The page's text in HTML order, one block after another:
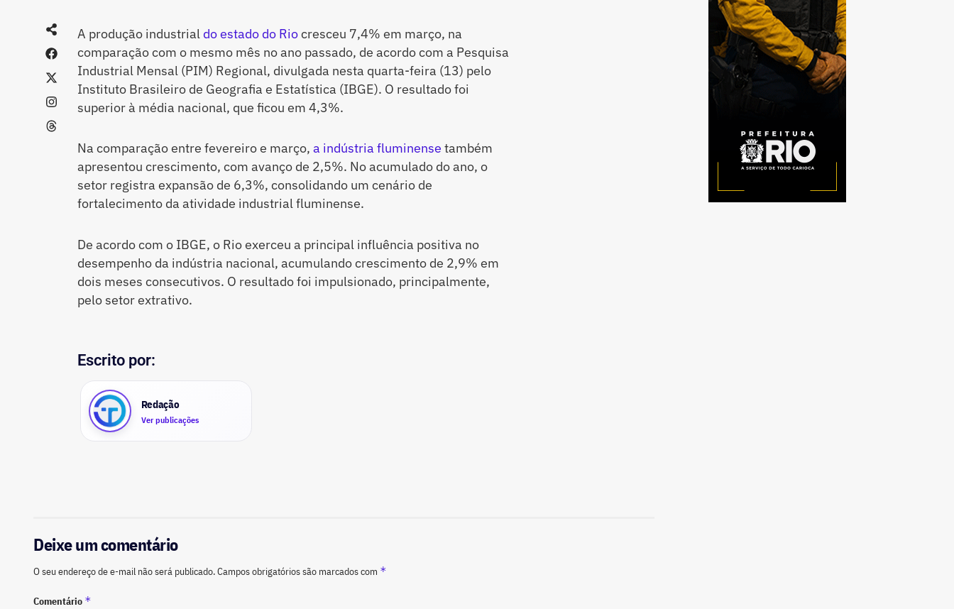
A produção industrial do estado do Riocresceu 7,4% em março, na
comparação com o mesmo mês no ano passado, de acordo com a Pesquisa
Industrial Mensal (PIM) Regional, divulgada nesta quarta-feira (13) pelo
Instituto Brasileiro de Geografia e Estatística (IBGE). O resultado foi
superior à média nacional, que ficou em 4,3%.
Na comparação entre fevereiro e março, a indústria fluminense também
apresentou crescimento, com avanço de 2,5%. No acumulado do ano, o
setor registra expansão de 6,3%, consolidando um cenário de
fortalecimento da atividade industrial fluminense.
De acordo com o IBGE, o Rio exerceu a principal influência positiva no
desempenho da indústria nacional, acumulando crescimento de 2,9% em
dois meses consecutivos. O resultado foi impulsionado, principalmente,
pelo setor extrativo.
Escrito por:
Redação
Ver publicações
Deixe um comentário
O seu endereço de e-mail não será publicado.Campos obrigatórios são marcados com *
Comentário *